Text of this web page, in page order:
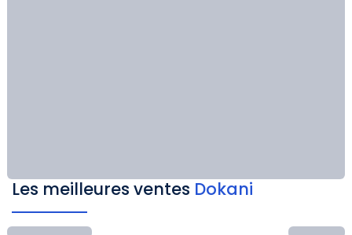
Les meilleures ventes Dokani